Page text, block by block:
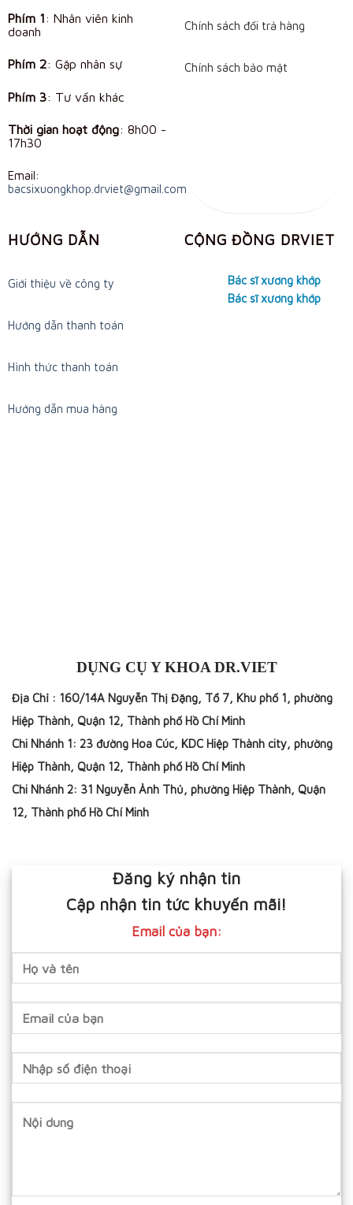
Phím 1: Nhân viên kinh
doanh
Phím 2: Gặp nhân sự
Phím 3: Tư vấn khác
Thời gian hoạt động: 8h00 -
17h30
Email:
bacsixuongkhop.drviet@gmail.com
Chính sách đổi trả hàng
Chính sách bảo mật
HƯỚNG DẪN
Giới thiệu về công ty
Hướng dẫn thanh toán
Hình thức thanh toán
Hướng dẫn mua hàng
CỘNG ĐỒNG DRVIET
Bác sĩ xương khớp
Bác sĩ xương khớp
DỤNG CỤ Y KHOA DR.VIET
Địa Chỉ : 160/14A Nguyễn Thị Đặng, Tổ 7, Khu phố 1, phường
Hiệp Thành, Quận 12, Thành phố Hồ Chí Minh
Chi Nhánh 1: 23 đường Hoa Cúc, KDC Hiệp Thành city, phường
Hiệp Thành, Quận 12, Thành phố Hồ Chí Minh
Chi Nhánh 2: 31 Nguyễn Ảnh Thủ, phường Hiệp Thành, Quận
12, Thành phố Hồ Chí Minh
Đăng ký nhận tin
Cập nhận tin tức khuyến mãi!
Email của bạn: